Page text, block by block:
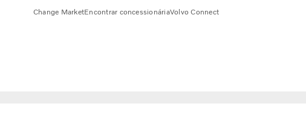
Change MarketEncontrar concessionáriaVolvo Connect